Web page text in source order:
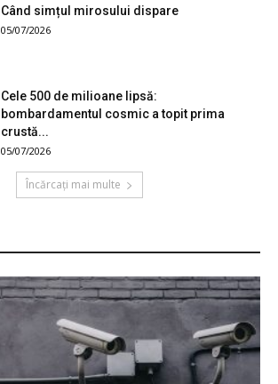
Când simțul mirosului dispare
05/07/2026
Cele 500 de milioane lipsă:
bombardamentul cosmic a topit prima
crustă...
05/07/2026
Încărcați mai multe